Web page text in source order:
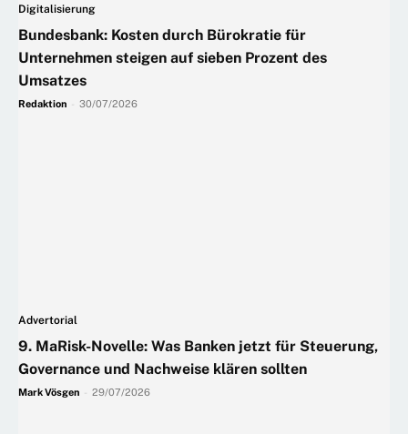
Digitalisierung
Bundesbank: Kosten durch Bürokratie für
Unternehmen steigen auf sieben Prozent des
Umsatzes
Redaktion 30/07/2026
Advertorial
9. MaRisk-Novelle: Was Banken jetzt für Steuerung,
Governance und Nachweise klären sollten
Mark Vösgen 29/07/2026